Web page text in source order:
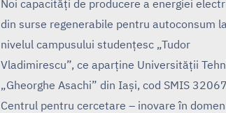
Noi capacități de producere a energiei
din surse regenerabile pentru autoconsum la
nivelul campusului studențesc „Tudor
Vladimirescu”, ce aparține Universității
„Gheorghe Asachi” din Iași, cod SMIS
Centrul pentru cercetare – inovare în